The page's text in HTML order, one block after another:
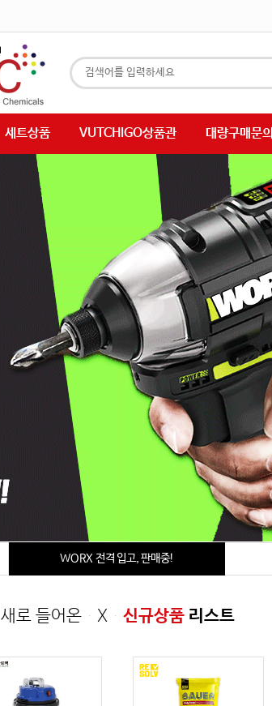
세트상품 VUTCHIGO상품관 대량구매문의
WORX 전격 입고, 판매중!
새로 들어온 X 신규상품리스트